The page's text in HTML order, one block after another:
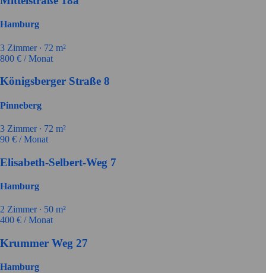
Hamburg
3 Zimmer ∙ 72 m²
800 € / Monat
Königsberger Straße 8
Pinneberg
3 Zimmer ∙ 72 m²
90 € / Monat
Elisabeth-Selbert-Weg 7
Hamburg
2 Zimmer ∙ 50 m²
400 € / Monat
Krummer Weg 27
Hamburg